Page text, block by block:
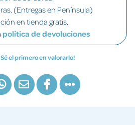
(Entregas en Península)
en tienda gratis.
política de devoluciones
el primero en valorarlo!